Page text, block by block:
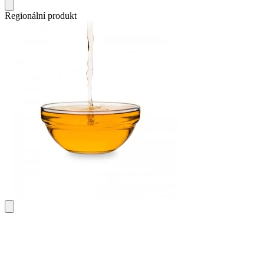
Regionální produkt